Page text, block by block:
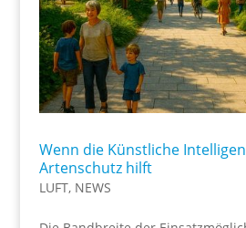
Wenn die Künstliche
Artenschutz hilft
LUFT, NEWS